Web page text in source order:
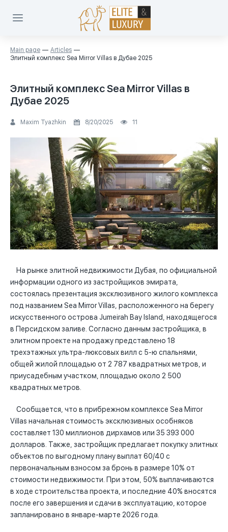
Main page
Articles
Элитный комплекс Sea Mirror Villas в Дубае 2025
Элитный комплекс Sea Mirror Villas в
Дубае 2025
Maxim Tyazhkin 8/20/2025 11
На рынке элитной недвижимости Дубая, по официальной
информации одного из застройщиков эмирата,
состоялась презентация эксклюзивного жилого комплекса
под названием Sea Mirror Villas, расположенного на берегу
искусственного острова Jumeirah Bay Island, находящегося
в Персидском заливе. Согласно данным застройщика, в
элитном проекте на продажу представлено 18
трехэтажных ультра-люксовых вилл с 5-ю спальнями,
общей жилой площадью от 2 787 квадратных метров, и
приусадебным участком, площадью около 2 500
квадратных метров.
Сообщается, что в прибрежном комплексе Sea Mirror
Villas начальная стоимость эксклюзивных особняков
составляет 130 миллионов дирхамов или 35 393 000
долларов. Также, застройщик предлагает покупку элитных
объектов по выгодному плану выплат 60/40 с
первоначальным взносом за бронь в размере 10% от
стоимости недвижимости. При этом, 50% выплачиваются
в ходе строительства проекта, и последние 40% вносятся
после его завершения и сдачи в эксплуатацию, которое
запланировано в январе-марте 2026 года.